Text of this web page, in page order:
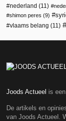
nederland (11)
shimon peres (9)
vlaams belang (11)
Joods Actueel is
De artikels en
van Joods Actueel.